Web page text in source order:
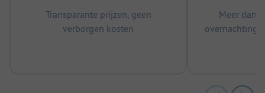
Transparante prijzen, geen
verborgen kosten
Meer dan